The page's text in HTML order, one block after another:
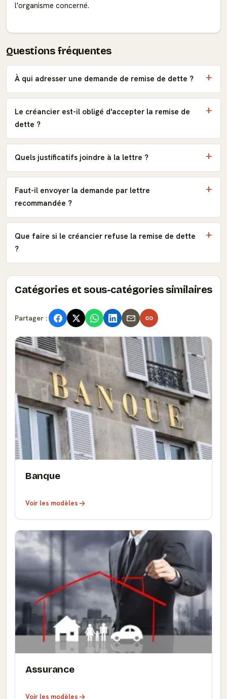
l'organisme concerné.
Questions fréquentes
À qui adresser une demande de remise de dette ?
Le créancier est-il obligé d'accepter la remise de
dette ?
Quels justificatifs joindre à la lettre ?
Faut-il envoyer la demande par lettre
recommandée ?
Que faire si le créancier refuse la remise de dette
?
Catégories et sous-catégories similaires
Partager :
Banque
Voir les modèles
Assurance
Voir les modèles